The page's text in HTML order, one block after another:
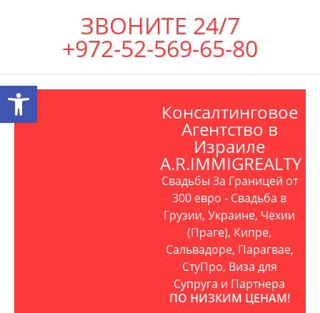
ЗВОНИТЕ 24/7
+972-52-569-65-80
Консалтинговое
Агентство в
Израиле
A.R.IMMIGREALTY
Свадьбы За Границей от
300 евро - Свадьба в
Грузии, Украине, Чехии
(Праге), Кипре,
Сальвадоре, Парагвае,
СтуПро, Виза для
Супруга и Партнера
ПО НИЗКИМ ЦЕНАМ!
Открыть панель инструментов